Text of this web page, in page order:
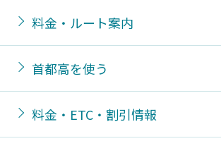
料金・ルート案内
首都高を使う
料金・ETC・割引情報